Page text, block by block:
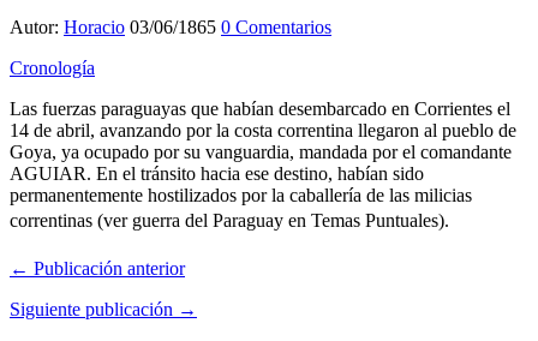
Autor: Horacio 03/06/1865 0 Comentarios
Cronología
Las fuerzas paraguayas que habían desembarcado en Corrientes el
14 de abril, avanzando por la costa correntina llegaron al pueblo de
Goya, ya ocupado por su vanguardia, mandada por el comandante
AGUIAR. En el tránsito hacia ese destino, habían sido
permanentemente hostilizados por la caballería de las milicias
correntinas (ver guerra del Paraguay en Temas Puntuales).
← Publicación anterior
Siguiente publicación →